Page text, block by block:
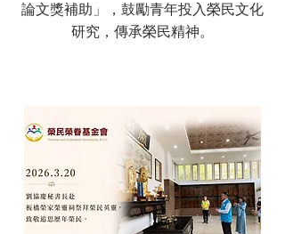
論文獎補助」，鼓勵青年投入榮民文化
研究，傳承榮民精神。